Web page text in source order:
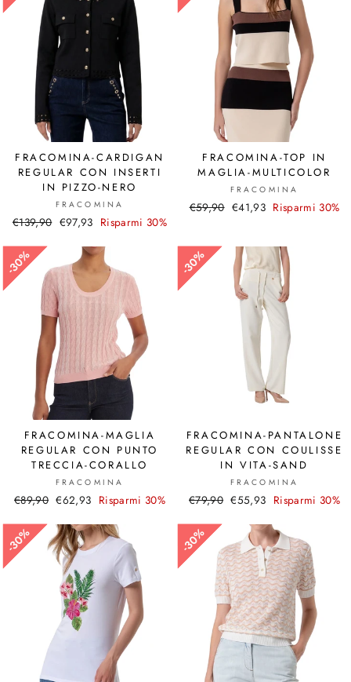
FRACOMINA-CARDIGAN
REGULAR CON INSERTI
IN PIZZO-NERO
FRACOMINA
Prezzo
listino
€139,90 Prezzo
€97,93 Risparmi 30%
FRACOMINA-TOP IN
MAGLIA-MULTICOLOR
FRACOMINA
Prezzo
€59,90 Prezzo
€41,93 Risparmi 30%
30%
30%
FRACOMINA-MAGLIA
REGULAR CON PUNTO
TRECCIA-CORALLO
FRACOMINA
Prezzo
listino
€89,90 Prezzo
€62,93 Risparmi 30%
30%
30%
FRACOMINA-PANTALONE
REGULAR CON COULISSE
IN VITA-SAND
FRACOMINA
Prezzo
listino
€79,90 Prezzo
€55,93 Risparmi 30%
30%
30% 30%
30%